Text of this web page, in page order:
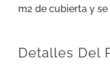
m2 de cubierta y se
Detalles Del